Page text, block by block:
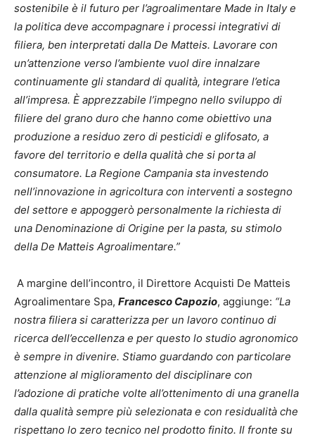
sostenibile è il futuro per l’agroalimentare Made in Italy e
la politica deve accompagnare i processi integrativi di
filiera, ben interpretati dalla De Matteis. Lavorare con
un’attenzione verso l’ambiente vuol dire innalzare
continuamente gli standard di qualità, integrare l’etica
all’impresa. È apprezzabile l’impegno nello sviluppo di
filiere del grano duro che hanno come obiettivo una
produzione a residuo zero di pesticidi e glifosato, a
favore del territorio e della qualità che si porta al
consumatore. La Regione Campania sta investendo
nell’innovazione in agricoltura con interventi a sostegno
del settore e appoggerò personalmente la richiesta di
una Denominazione di Origine per la pasta, su stimolo
della De Matteis Agroalimentare.”
A margine dell’incontro, il Direttore Acquisti De Matteis
Agroalimentare Spa, Francesco Capozio, aggiunge: “La
nostra filiera si caratterizza per un lavoro continuo di
ricerca dell’eccellenza e per questo lo studio agronomico
è sempre in divenire. Stiamo guardando con particolare
attenzione al miglioramento del disciplinare con
l’adozione di pratiche volte all’ottenimento di una granella
dalla qualità sempre più selezionata e con residualità che
rispettano lo zero tecnico nel prodotto finito. Il fronte su